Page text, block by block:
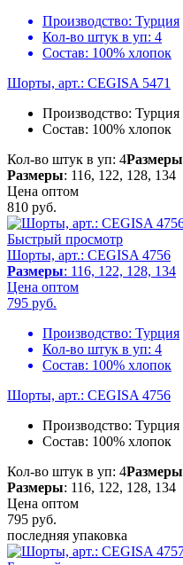
Производство: Турция
Кол-во штук в уп: 4
Состав: 100% хлопок
Шорты, арт.: CEGISA 5471
Производство: Турция
Состав: 100% хлопок
Кол-во штук в уп: 4Размеры
Размеры: 116, 122, 128, 134
Цена оптом
810 руб.
Быстрый просмотр
Шорты, арт.: CEGISA 4756
Размеры: 116, 122, 128, 134
Цена оптом
795 руб.
Производство: Турция
Кол-во штук в уп: 4
Состав: 100% хлопок
Шорты, арт.: CEGISA 4756
Производство: Турция
Состав: 100% хлопок
Кол-во штук в уп: 4Размеры
Размеры: 116, 122, 128, 134
Цена оптом
795 руб.
последняя упаковка